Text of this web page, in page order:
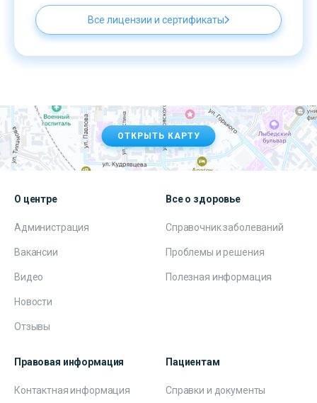
Все лицензии и сертификаты
ОТКРЫТЬ КАРТУ
О центре
Администрация
Вакансии
Видео
Новости
Отзывы
Все о здоровье
Справочник заболеваний
Проблемы и решения
Полезная информация
Правовая информация
Контактная информация
Пациентам
Справки и документы